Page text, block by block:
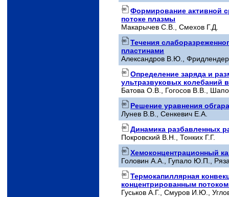
Формирование активной
потоке плазмы
Макарычев С.В., Смехов Г.Д.
Течения
пластинами
Александров В.Ю.,
Определение заряда и
ультразвуковых колебаний
Батова О.В., Гогосов В.В.,
Решение уравнения
Лунев В.В., Сенкевич Е.А.
Динамика разбавленных
Покровский В.Н., Тонких Г.Г.
Хемоконцентрационный
Головин А.А., Гупало Ю.П.,
Термокапиллярная
концентрированным
Гуськов А.Г., Смуров И.Ю.,